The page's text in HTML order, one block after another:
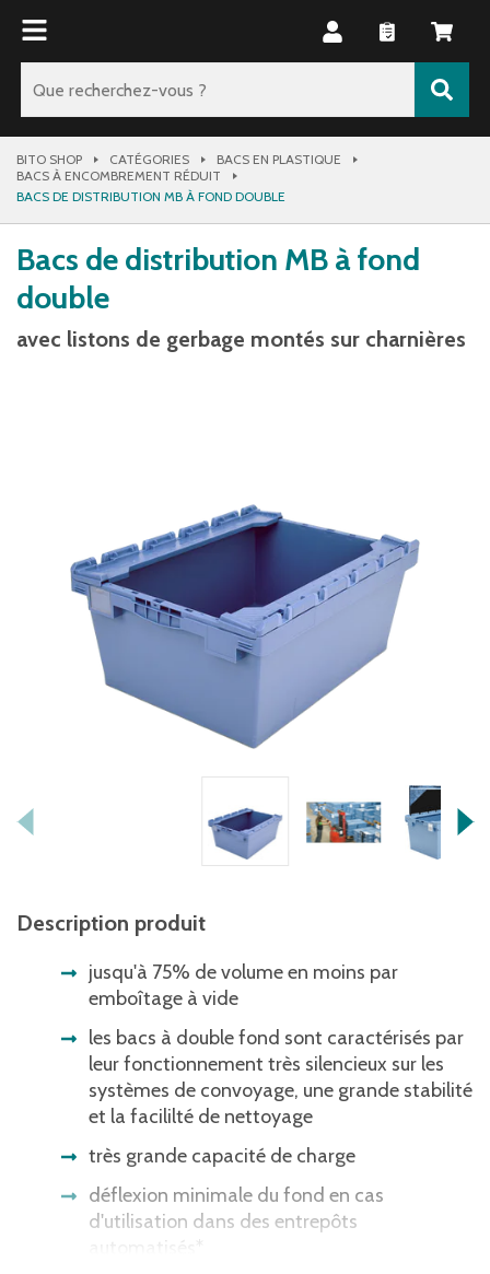
BITO SHOP CATÉGORIES
BACS EN PLASTIQUE
BACS À ENCOMBREMENT RÉDUIT
BACS DE DISTRIBUTION MB À FOND DOUBLE
Bacs de distribution MB à fond
double
avec listons de gerbage montés sur charnières
Description produit
jusqu'à 75% de volume en moins par
emboîtage à vide
les bacs à double fond sont caractérisés par
leur fonctionnement très silencieux sur les
systèmes de convoyage, une grande stabilité
et la facililté de nettoyage
très grande capacité de charge
déflexion minimale du fond en cas
d'utilisation dans des entrepôts
automatisés*